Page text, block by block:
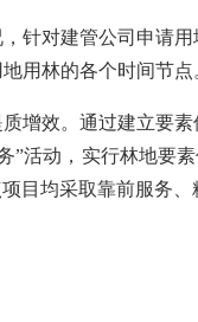
对建管公司申请用
用林的各个时间节点
增效。通过建立要
活动，实行林地要
目均采取靠前服务